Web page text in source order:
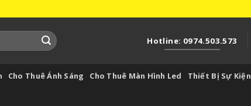
Hotline: 0974.503.573
Cho Thuê Ánh Sáng Cho Thuê Màn Hình Led Thiết Bị Sự Kiện